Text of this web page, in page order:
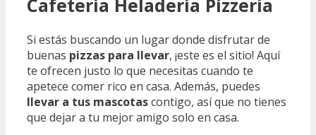
Si estás buscando un lugar donde disfrutar de
buenas pizzas para llevar, ¡este es el sitio! Aquí
te ofrecen justo lo que necesitas cuando te
apetece comer rico en casa. Además, puedes
llevar a tus mascotascontigo, así que no tienes
que dejar a tu mejor amigo solo en casa.